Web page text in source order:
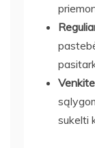
sukelti